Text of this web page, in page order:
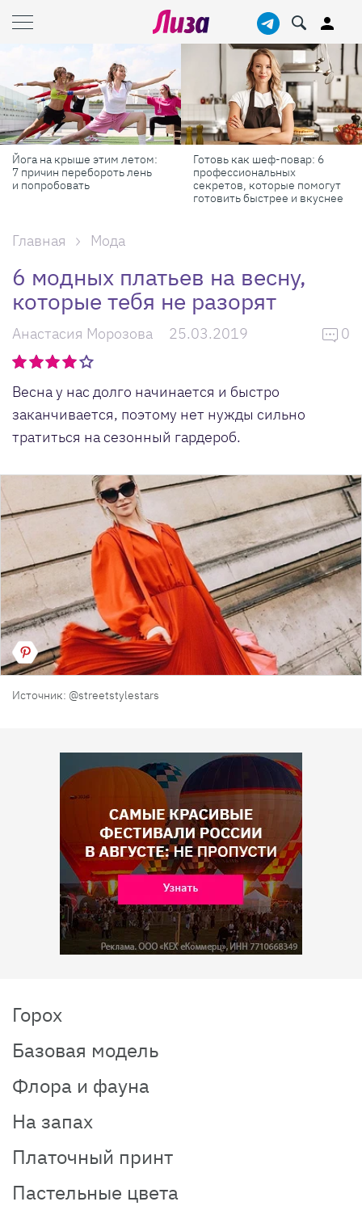
Йога на крыше этим летом:
7 причин перебороть лень
и попробовать
Готовь как шеф-повар: 6
профессиональных
секретов, которые помогут
готовить быстрее и вкуснее
Главная Мода
6 модных платьев на весну,
которые тебя не разорят
Анастасия Морозова 25.03.2019 0
Весна у нас долго начинается и быстро
заканчивается, поэтому нет нужды сильно
тратиться на сезонный гардероб.
Источник: @streetstylestars
Горох
Базовая модель
Флора и фауна
На запах
Платочный принт
Пастельные цвета